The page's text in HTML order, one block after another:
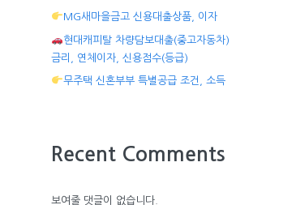
MG새마을금고 신용대출상품, 이자
현대캐피탈 차량담보대출(중고자동차)
금리, 연체이자, 신용점수(등급)
무주택 신혼부부 특별공급 조건, 소득
Recent Comments
보여줄 댓글이 없습니다.